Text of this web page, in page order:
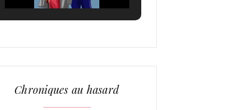
Chroniques au hasard